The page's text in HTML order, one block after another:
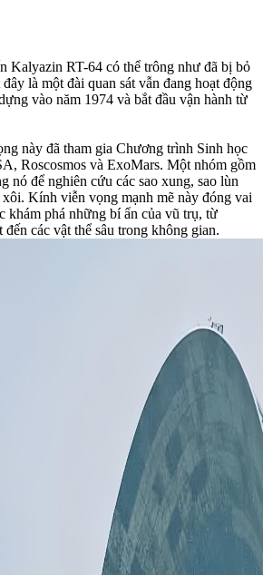
Kalyazin RT-64 có thể trông như đã bị bỏ
là một đài quan sát vẫn đang hoạt động
vào năm 1974 và bắt đầu vận hành từ
này đã tham gia Chương trình Sinh học
Roscosmos và ExoMars. Một nhóm gồm
nó để nghiên cứu các sao xung, sao lùn
xôi. Kính viễn vọng mạnh mẽ này đóng vai
khám phá những bí ẩn của vũ trụ, từ
các vật thể sâu trong không gian.